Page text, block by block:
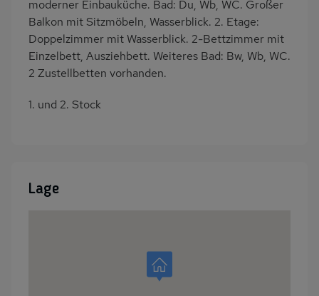
moderner Einbauküche. Bad: Du, Wb, WC. Großer
Balkon mit Sitzmöbeln, Wasserblick. 2. Etage:
Doppelzimmer mit Wasserblick. 2-Bettzimmer mit
Einzelbett, Ausziehbett. Weiteres Bad: Bw, Wb, WC.
2 Zustellbetten vorhanden.
1. und 2. Stock
Lage